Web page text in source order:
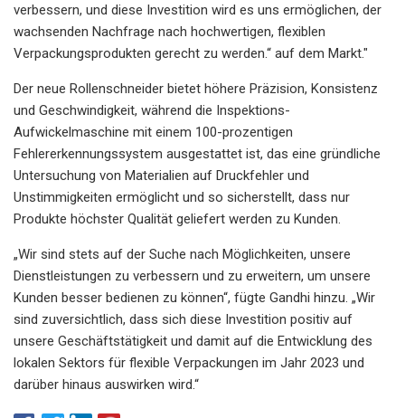
verbessern, und diese Investition wird es uns ermöglichen, der
wachsenden Nachfrage nach hochwertigen, flexiblen
Verpackungsprodukten gerecht zu werden.“ auf dem Markt."
Der neue Rollenschneider bietet höhere Präzision, Konsistenz
und Geschwindigkeit, während die Inspektions-
Aufwickelmaschine mit einem 100-prozentigen
Fehlererkennungssystem ausgestattet ist, das eine gründliche
Untersuchung von Materialien auf Druckfehler und
Unstimmigkeiten ermöglicht und so sicherstellt, dass nur
Produkte höchster Qualität geliefert werden zu Kunden.
„Wir sind stets auf der Suche nach Möglichkeiten, unsere
Dienstleistungen zu verbessern und zu erweitern, um unsere
Kunden besser bedienen zu können“, fügte Gandhi hinzu. „Wir
sind zuversichtlich, dass sich diese Investition positiv auf
unsere Geschäftstätigkeit und damit auf die Entwicklung des
lokalen Sektors für flexible Verpackungen im Jahr 2023 und
darüber hinaus auswirken wird.“